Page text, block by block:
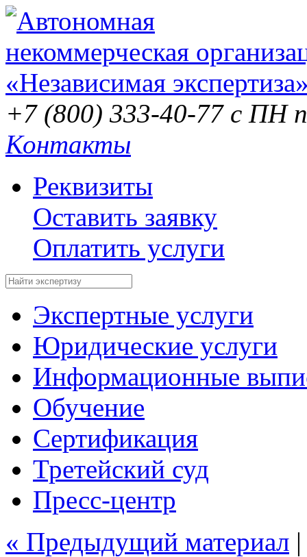
+7 (800) 333-40-77 с ПН
Контакты
Реквизиты
Оставить заявку
Оплатить услуги
Экспертные услуги
Юридические услуги
Информационные
Обучение
Сертификация
Третейский суд
Пресс-центр
« Предыдущий материал